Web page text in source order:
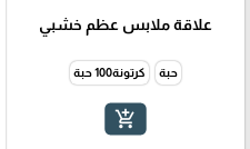
علاقة ملابس عظم خشبي
حبة كرتونة100 حبة
add_shopping_cart